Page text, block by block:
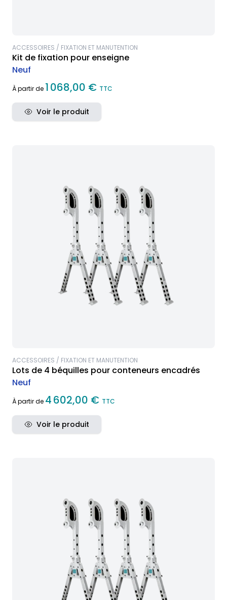
ACCESSOIRES / FIXATION ET MANUTENTION
Kit de fixation pour enseigne
Neuf
À partir de 1 068,00 € TTC
Voir le produit
ACCESSOIRES / FIXATION ET MANUTENTION
Lots de 4 béquilles pour conteneurs encadrés
Neuf
À partir de 4 602,00 € TTC
Voir le produit